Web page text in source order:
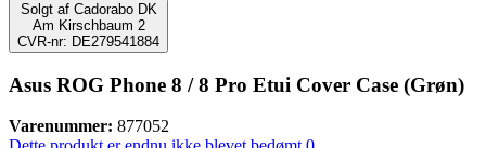
Solgt af Cadorabo DK
Am Kirschbaum 2
CVR-nr: DE279541884
Asus ROG Phone 8 / 8 Pro Etui Cover Case (Grøn)
Varenummer: 877052